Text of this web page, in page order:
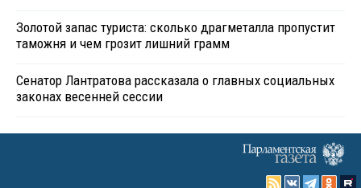
Золотой запас туриста: сколько драгметалла пропустит
таможня и чем грозит лишний грамм
Сенатор Лантратова рассказала о главных социальных
законах весенней сессии